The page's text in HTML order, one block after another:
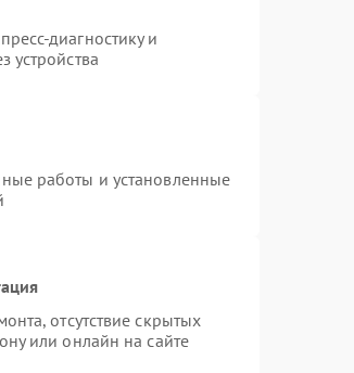
диагностику и
устройства
работы и установленные
отсутствие скрытых
или онлайн на сайте